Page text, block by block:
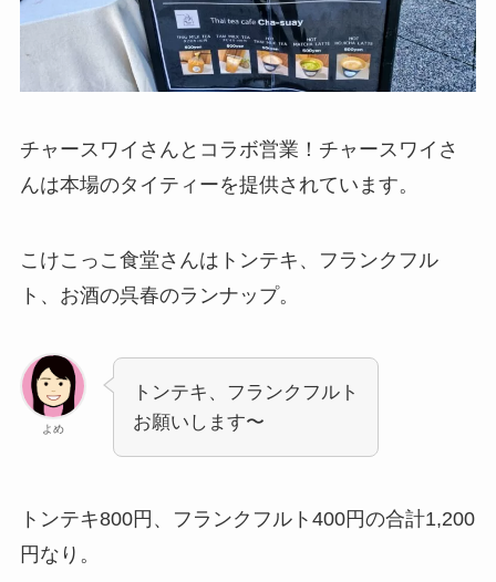
チャースワイさんとコラボ営業！チャースワイさ
んは本場のタイティーを提供されています。
こけこっこ食堂さんはトンテキ、フランクフル
ト、お酒の呉春のランナップ。
よめ
トンテキ、フランクフルト
お願いします〜
トンテキ800円、フランクフルト400円の合計1,200
円なり。